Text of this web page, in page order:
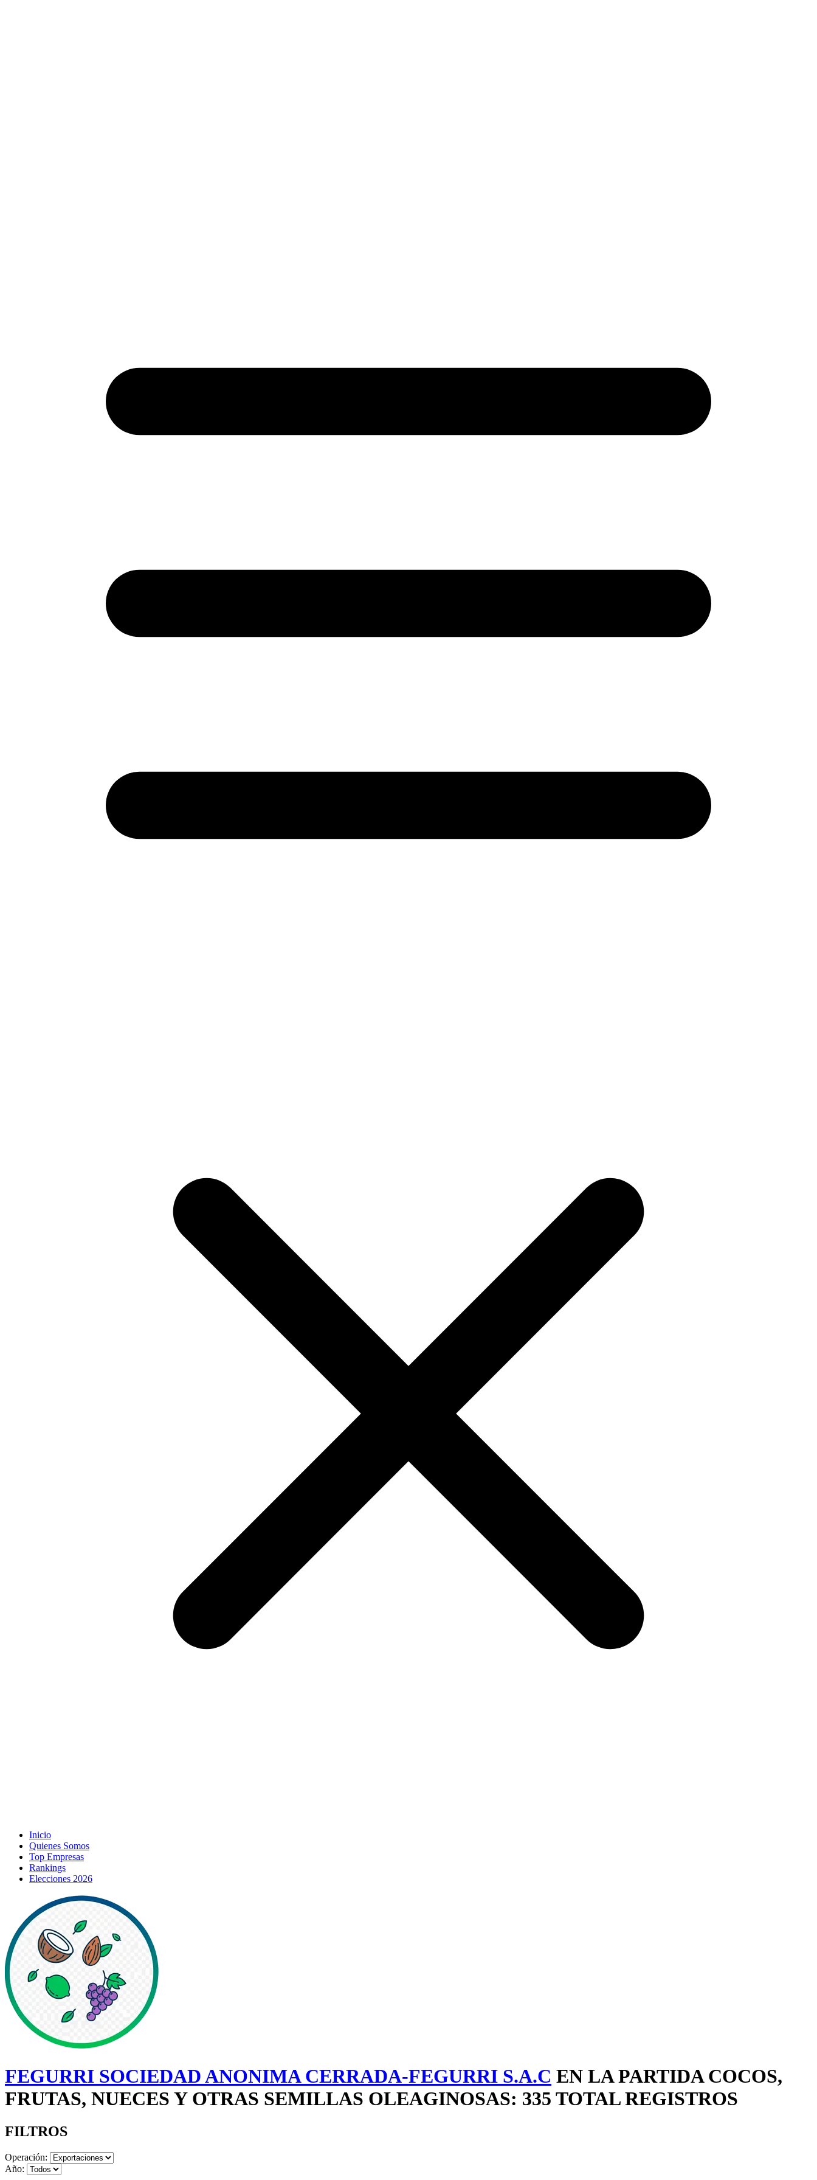
Inicio
Quienes Somos
Top Empresas
Rankings
Elecciones 2026
FEGURRI SOCIEDAD ANONIMA CERRADA-FEGURRI S.A.C EN LA PARTIDA COCOS,
FRUTAS, NUECES Y OTRAS SEMILLAS OLEAGINOSAS: 335 TOTAL REGISTROS
FILTROS
Operación:
Año: